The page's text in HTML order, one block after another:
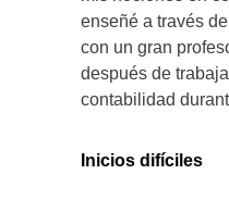
enseñé a través
con un gran
después de
contabilidad
Inicios difíciles